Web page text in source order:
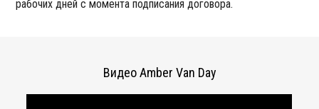
рабочих дней с момента подписания договора.
Видео Amber Van Day